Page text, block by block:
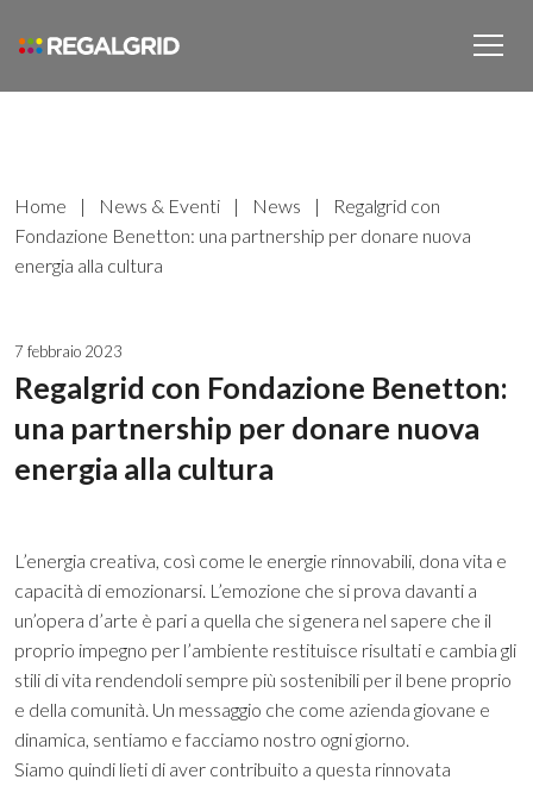
Home | News & Eventi | News |
Regalgrid con
Fondazione Benetton: una partnership per donare nuova
energia alla cultura
7 febbraio 2023
Regalgrid con Fondazione Benetton:
una partnership per donare nuova
energia alla cultura
L’energia creativa, così come le energie rinnovabili, dona vita e
capacità di emozionarsi. L’emozione che si prova davanti a
un’opera d’arte è pari a quella che si genera nel sapere che il
proprio impegno per l’ambiente restituisce risultati e cambia gli
stili di vita rendendoli sempre più sostenibili per il bene proprio
e della comunità. Un messaggio che come azienda giovane e
dinamica, sentiamo e facciamo nostro ogni giorno.
Siamo quindi lieti di aver contribuito a questa rinnovata